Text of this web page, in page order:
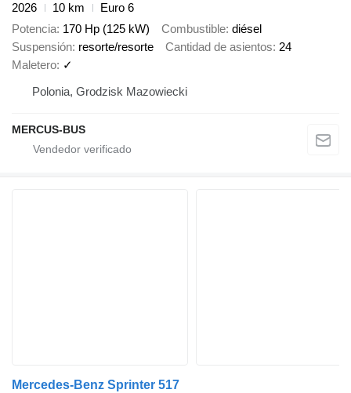
2026
10 km
Euro 6
Potencia 170 Hp (125 kW) Combustible diésel
Suspensión resorte/resorte Cantidad de asientos 24
Maletero ✓
Polonia, Grodzisk Mazowiecki
MERCUS-BUS
Mercedes-Benz Sprinter 517